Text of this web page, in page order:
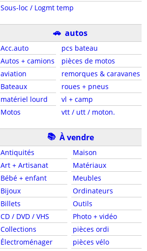
Sous-loc / Logmt temp
🚗 autos
Acc.auto
Autos + camions
aviation
Bateaux
matériel lourd
Motos
pcs bateau
pièces de motos
remorques & caravanes
roues + pneus
vl + camp
vtt / utt / moton.
📚 À vendre
Antiquités
Art + Artisanat
Bébé + enfant
Bijoux
Billets
CD / DVD / VHS
Collections
Électroménager
Maison
Matériaux
Meubles
Ordinateurs
Outils
Photo + vidéo
pièces ordi
pièces vélo